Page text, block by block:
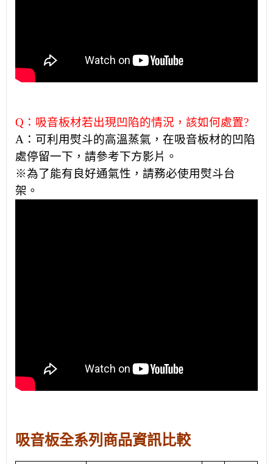
Q：吸音板材若出現凹陷的情況，該如何處置?
A：可利用熨斗的高溫蒸氣，在吸音板材的凹陷
處停留一下， 請參考下方影片。
※為了能有良好通氣性，請務必使用熨斗台
架。
吸音板全系列商品資訊比較